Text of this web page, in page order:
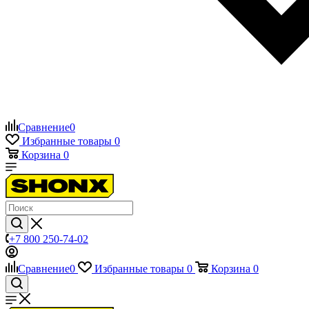
Сравнение0
Избранные товары 0
Корзина 0
+7 800 250-74-02
Сравнение0 Избранные товары 0 Корзина 0